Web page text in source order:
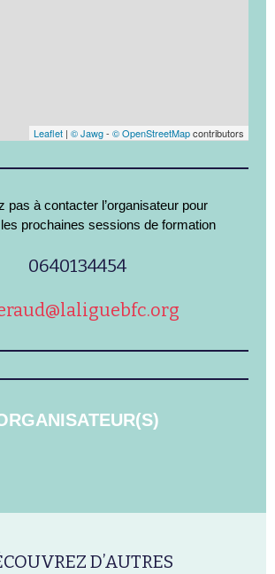
Leaflet | © Jawg- © OpenStreetMapcontributors
pas à contacter l’organisateur pour
prochaines sessions de formation
0640134454
D’AUTRES